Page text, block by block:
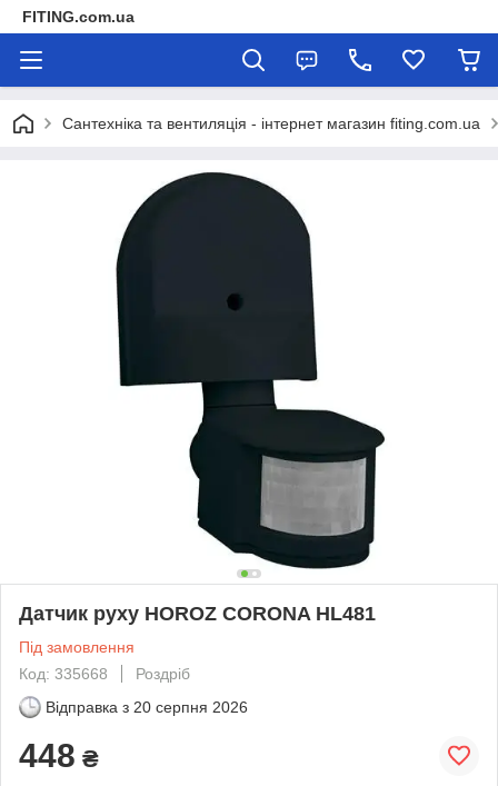
FITING.com.ua
Сантехніка та вентиляція - інтернет магазин fiting.com.ua
Датчик руху HOROZ CORONA HL481
Під замовлення
Код: 335668
Роздріб
Відправка з 20 серпня 2026
448 ₴